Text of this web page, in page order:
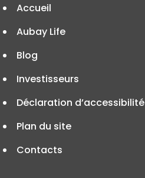
Accueil
Aubay Life
Blog
Investisseurs
Déclaration d’accessibilité
Plan du site
Contacts